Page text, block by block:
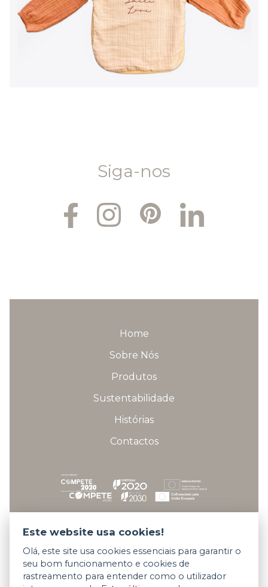
Siga-nos
Home
Sobre Nós
Produtos
Sustentabilidade
Histórias
Contactos
Copyright © 2026 Somani All rights reserved.
Este website usa cookies!
Olá, este site usa cookies essenciais para garantir o
seu bom funcionamento e cookies de
rastreamento para entender como o utilizador